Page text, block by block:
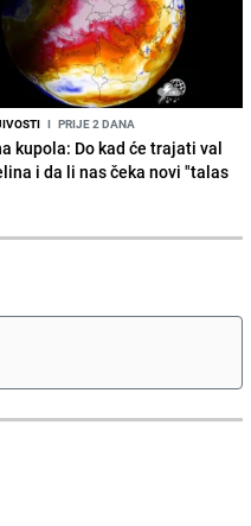
I PRIJE 2 DANA
kupola: Do kad će trajati val
i da li nas čeka novi "talas